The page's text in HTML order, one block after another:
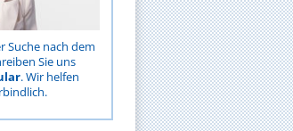
Suche nach dem
Sie uns
. Wir helfen